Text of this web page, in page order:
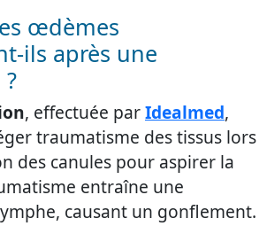
œdèmes
ils après une
, effectuée parIdealmed,
traumatisme des tissus lors
des canules pour aspirer la
entraîne une
causant un gonflement.